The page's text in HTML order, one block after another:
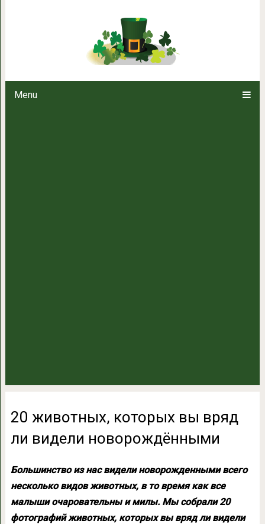
Menu
20 животных, которых вы
20 животных, которых вы вряд
ли видели новорождёнными
Большинство из нас видели новорожденными всего
несколько видов животных, в то время как все
малыши очаровательны и милы. Мы собрали 20
фотографий животных, которых вы вряд ли видели